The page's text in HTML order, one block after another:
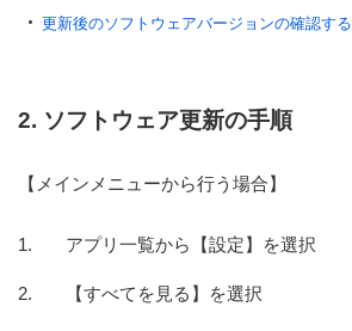
更新後のソフトウェアバージョンの確認する
2. ソフトウェア更新の手順
【メインメニューから行う場合】
アプリ一覧から【設定】を選択
【すべてを見る】を選択